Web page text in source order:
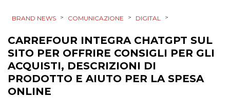
CINEMA
DIGITALE
BRAND NEWS > COMUNICAZIONE > DIGITAL >
CARREFOUR INTEGRA CHATGPT SUL
SITO PER OFFRIRE CONSIGLI PER GLI
ACQUISTI, DESCRIZIONI DI
PRODOTTO E AIUTO PER LA SPESA
ONLINE